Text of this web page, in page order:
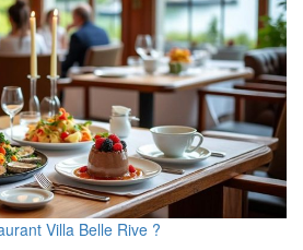
Villa Belle Rive ?